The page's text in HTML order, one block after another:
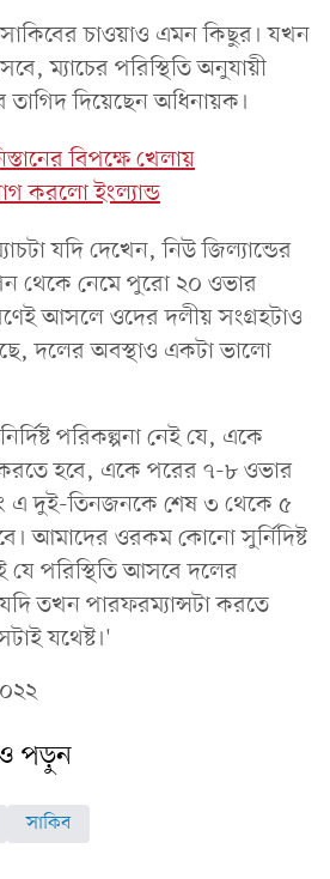
চাওয়াও এমন কিছুর। যখন
ম্যাচের পরিস্থিতি অনুযায়ী
তাগিদ দিয়েছেন অধিনায়ক।
বিপক্ষে খেলায়
করলো ইংল্যান্ড
যদি দেখেন, নিউ জিল্যান্ডের
থেকে নেমে পুরো ২০ ওভার
আসলে ওদের দলীয় সংগ্রহটাও
দলের অবস্থাও একটা ভালো
পরিকল্পনা নেই যে, একে
করতে হবে, একে পরের ৭-৮ ওভার
এ দুই-তিনজনকে শেষ ৩ থেকে ৫
আমাদের ওরকম কোনো সুর্নিদিষ্ট
যে পরিস্থিতি আসবে দলের
তখন পারফরম্যান্সটা করতে
যথেষ্ট।'
পড়ুন
সাকিব